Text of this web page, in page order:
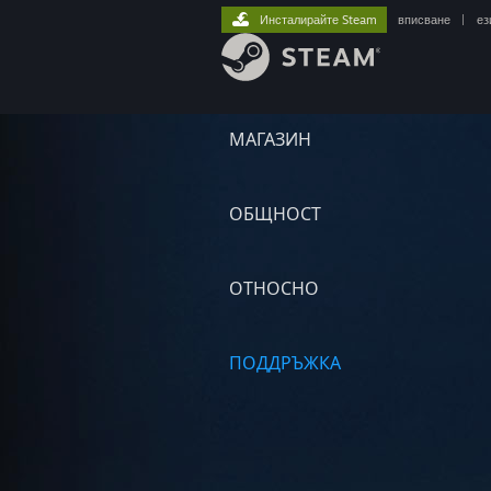
МАГАЗИН
ОБЩНОСТ
ОТНОСНО
ПОДДРЪЖКА
Инсталирайте Steam вписване